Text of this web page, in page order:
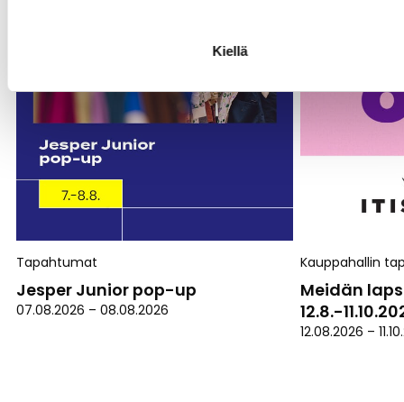
Kiellä
Tapahtumat
Jesper Junior pop-up
07.08.2026 – 08.08.2026
Kauppahallin
Meidän
12.8.-
12.08.2026 –